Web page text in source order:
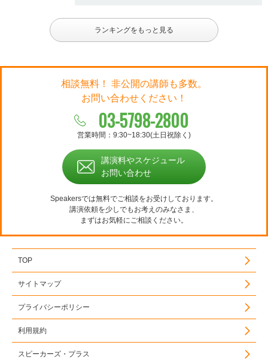
ランキングをもっと見る
相談無料！ 非公開の講師も多数。
お問い合わせください！
03-5798-2800
営業時間：9:30~18:30(土日祝除く)
講演料やスケジュール
お問い合わせ
Speakersでは無料でご相談をお受けしております。
講演依頼を少しでもお考えのみなさま、
まずはお気軽にご相談ください。
TOP
サイトマップ
プライバシーポリシー
利用規約
スピーカーズ・プラス